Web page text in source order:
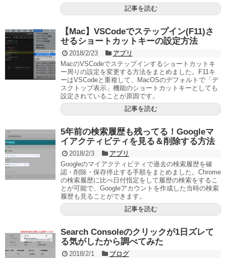
記事を読む
【Mac】VSCodeでステップイン(F11)さ
せるショートカットキーの設定方法
2018/2/23
アプリ
MacのVSCodeでステップインするショートカットキ
ー周りの設定を変更する方法をまとめました。F11キ
ーはVSCodeと重複して、MacOSのデフォルトで「デ
スクトップ表示」機能のショートカットキーとしても
設定されていることが原因です。
記事を読む
5年前の検索履歴も残ってる！Googleマ
イアクティビティを見る＆削除する方法
2018/2/3
アプリ
Googleのマイアクティビティで過去の検索履歴を確
認・削除・保存停止する手順をまとめました。Chrome
の検索履歴に比べ日付指定をして履歴の検索をするこ
とが可能で、Googleアカウントを作成した当時の検索
履歴も見ることができます。
記事を読む
Search Consoleのクリックが1日ズレて
る気がしたから調べてみた
2018/2/1
ブログ